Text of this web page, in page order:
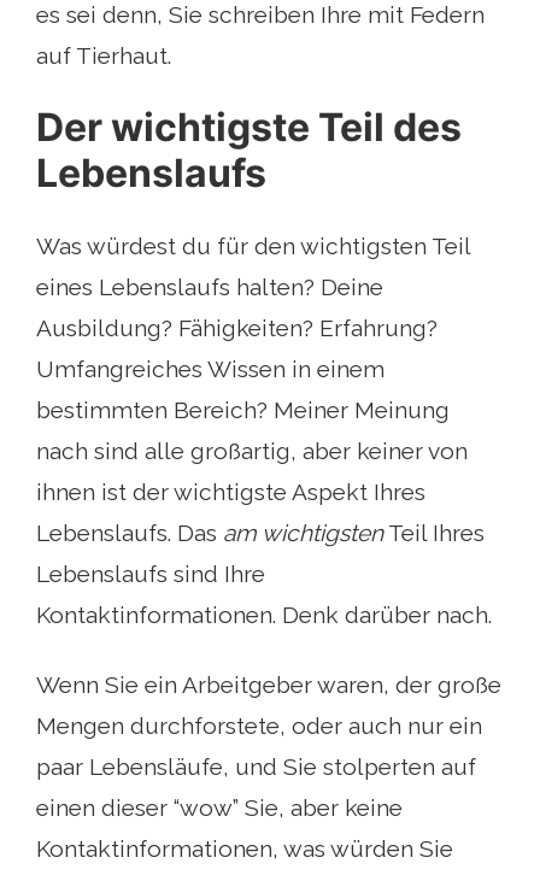
es sei denn, Sie schreiben Ihre mit Federn
auf Tierhaut.
Der wichtigste Teil des
Lebenslaufs
Was würdest du für den wichtigsten Teil
eines Lebenslaufs halten? Deine
Ausbildung? Fähigkeiten? Erfahrung?
Umfangreiches Wissen in einem
bestimmten Bereich? Meiner Meinung
nach sind alle großartig, aber keiner von
ihnen ist der wichtigste Aspekt Ihres
Lebenslaufs. Das am wichtigstenTeil Ihres
Lebenslaufs sind Ihre
Kontaktinformationen. Denk darüber nach.
Wenn Sie ein Arbeitgeber waren, der große
Mengen durchforstete, oder auch nur ein
paar Lebensläufe, und Sie stolperten auf
einen dieser “wow” Sie, aber keine
Kontaktinformationen, was würden Sie